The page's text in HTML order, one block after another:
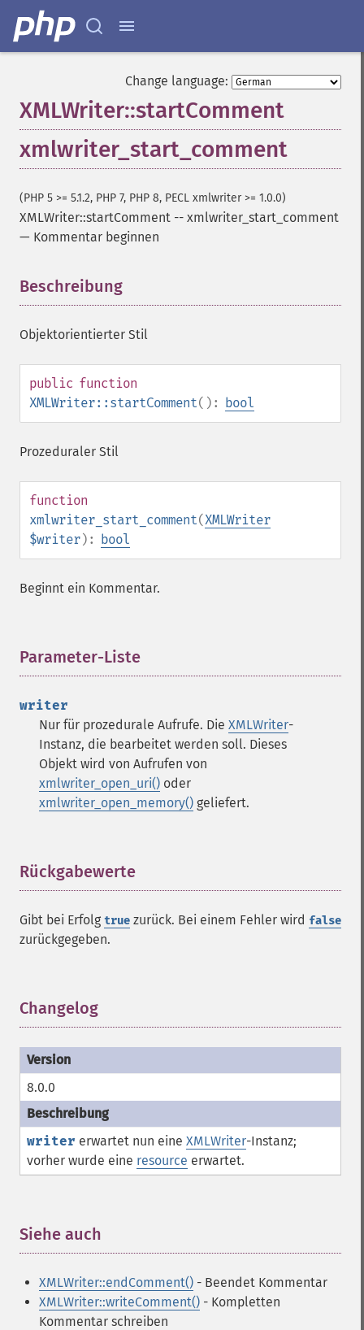
Change language:
XMLWriter::startComment
xmlwriter_start_comment
(PHP 5 >= 5.1.2, PHP 7, PHP 8, PECL xmlwriter >= 1.0.0)
XMLWriter::startComment -- xmlwriter_start_comment
— Kommentar beginnen
Beschreibung
Objektorientierter Stil
public function
XMLWriter::startComment(): bool
Prozeduraler Stil
function
xmlwriter_start_comment(XMLWriter
$writer): bool
Beginnt ein Kommentar.
Parameter-Liste
writer
Nur für prozedurale Aufrufe. Die XMLWriter-
Instanz, die bearbeitet werden soll. Dieses
Objekt wird von Aufrufen von
xmlwriter_open_uri() oder
xmlwriter_open_memory() geliefert.
Rückgabewerte
Gibt bei Erfolg true zurück. Bei einem Fehler wird false
zurückgegeben.
Changelog
8.0.0
writer erwartet nun eine XMLWriter-Instanz;
vorher wurde eine resource erwartet.
Siehe auch
XMLWriter::endComment() - Beendet Kommentar
XMLWriter::writeComment() - Kompletten
Kommentar schreiben